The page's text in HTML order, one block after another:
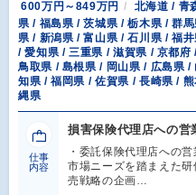
600万円～849万円
北海道 / 青
県 / 福島県 / 茨城県 / 栃木県 / 群
県 / 新潟県 / 富山県 / 石川県 / 福
/ 愛知県 / 三重県 / 滋賀県 / 京都
鳥取県 / 島根県 / 岡山県 / 広島県
知県 / 福岡県 / 佐賀県 / 長崎県 /
縄県
仕事
内容
損害保険代理店への営
・委託保険代理店への
市場ニーズを踏まえた
売戦略の企画…